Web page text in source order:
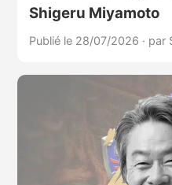
Shigeru Miyamoto
Publié le 28/07/2026 · par